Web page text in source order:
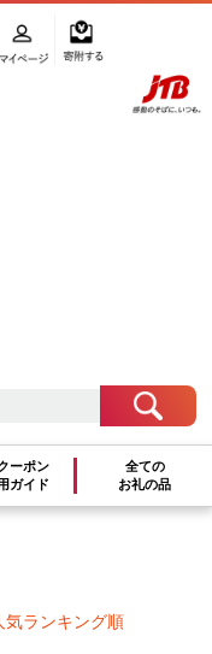
ーポン
ガイド
全ての
お礼の品
気ランキング順